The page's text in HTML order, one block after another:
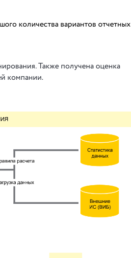
количества вариантов отчетных
Также получена оценка
компании.